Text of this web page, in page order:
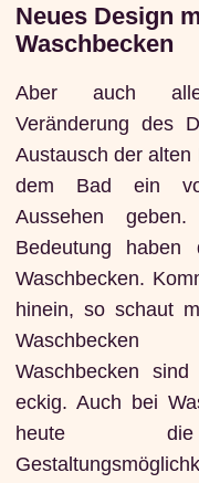
Neues Design
Waschbecken
Aber auch
Veränderung des
Austausch der
dem Bad ein
Aussehen
Bedeutung haben
Waschbecken.
hinein, so schaut
Waschbecken
eckig. Auch bei
heute